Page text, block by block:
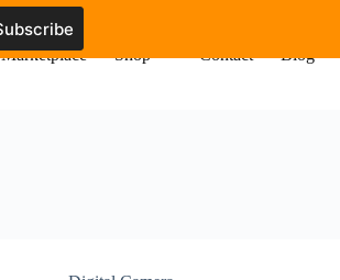
Marketplace Shop Contact Blog